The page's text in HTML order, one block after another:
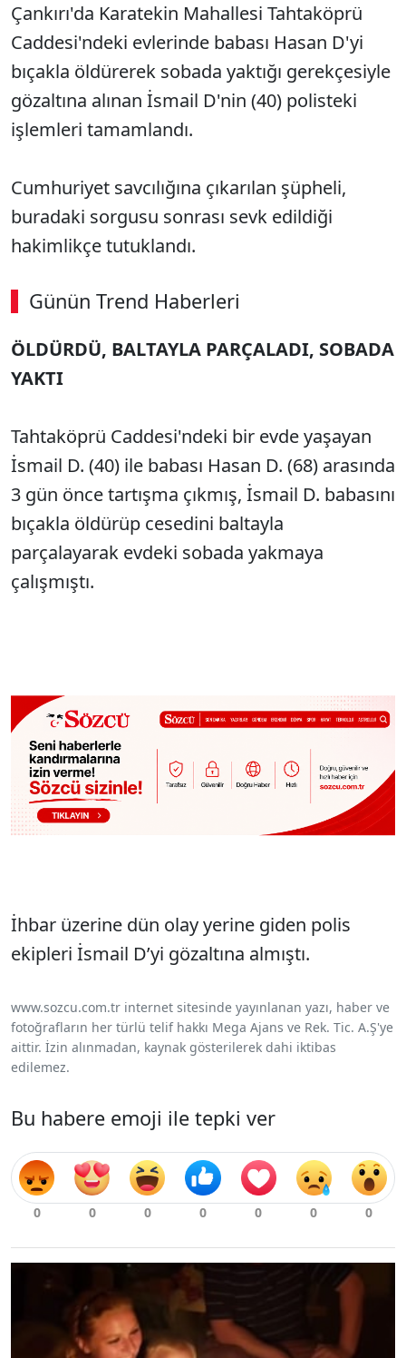
Çankırı'da Karatekin Mahallesi Tahtaköprü
Caddesi'ndeki evlerinde babası Hasan D'yi
bıçakla öldürerek sobada yaktığı gerekçesiyle
gözaltına alınan İsmail D'nin (40) polisteki
işlemleri tamamlandı.
Cumhuriyet savcılığına çıkarılan şüpheli,
buradaki sorgusu sonrası sevk edildiği
hakimlikçe tutuklandı.
Günün Trend Haberleri
00:02 / 03:53
Sesi Aç
ÖLDÜRDÜ, BALTAYLA PARÇALADI, SOBADA
YAKTI
Tahtaköprü Caddesi'ndeki bir evde yaşayan
İsmail D. (40) ile babası Hasan D. (68) arasında
3 gün önce tartışma çıkmış, İsmail D. babasını
bıçakla öldürüp cesedini baltayla
parçalayarak evdeki sobada yakmaya
çalışmıştı.
İhbar üzerine dün olay yerine giden polis
ekipleri İsmail D’yi gözaltına almıştı.
www.sozcu.com.tr internet sitesinde yayınlanan yazı, haber ve
fotoğrafların her türlü telif hakkı Mega Ajans ve Rek. Tic. A.Ş'ye
aittir. İzin alınmadan, kaynak gösterilerek dahi iktibas
edilemez.
Bu habere emoji ile tepki ver